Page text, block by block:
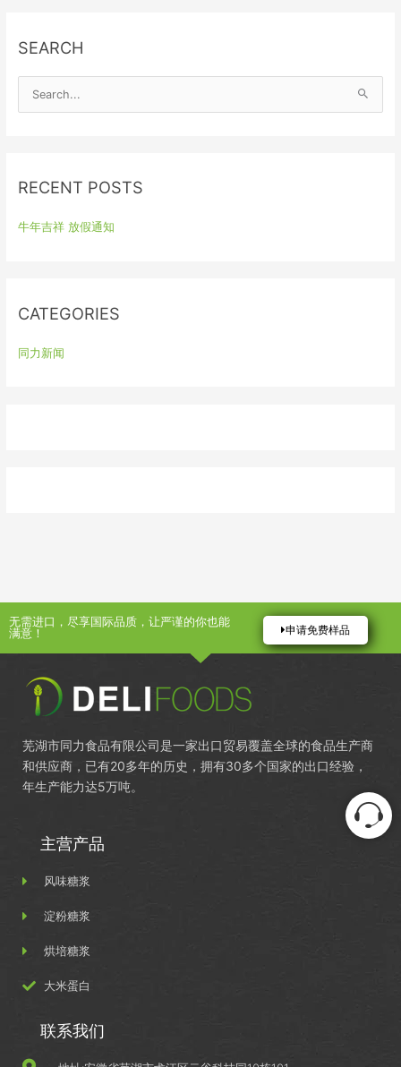
SEARCH
c
f
RECENT POSTS
牛年吉祥 放假通知
CATEGORIES
同力新闻
无需进口，尽享国际品质，让严谨的你也能
满意！
申请免费样品
芜湖市同力食品有限公司是一家出口贸易覆盖全球的食品生产商
和供应商，已有20多年的历史，拥有30多个国家的出口经验，
年生产能力达5万吨。
主营产品
风味糖浆
淀粉糖浆
烘培糖浆
大米蛋白
联系我们